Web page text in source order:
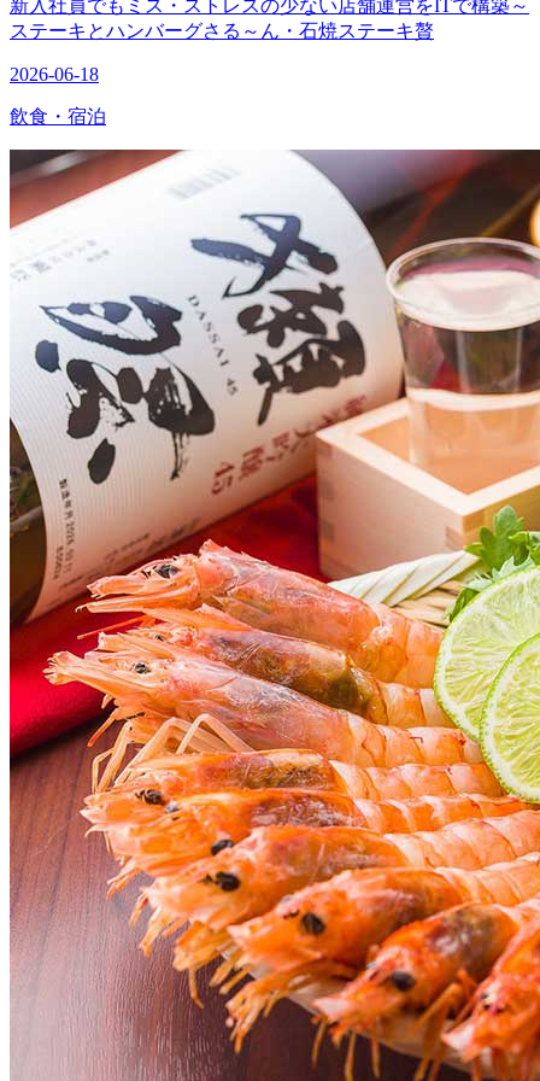
新入社員でもミス・ストレスの少ない店舗運営をITで構築～
ステーキとハンバーグさる～ん・石焼ステーキ贅
2026-06-18
飲食・宿泊